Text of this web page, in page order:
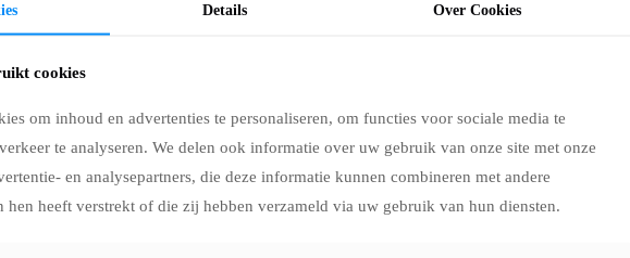
cm
draagtas voor het vervoeren van kleine honden tot 7 kg. De combinatie van beige en
ventilatie en zicht op de omgeving. Dankzij de bevestigingsklemmen kan de tas aan een riem
van polyester, eenvoudig schoon te maken met een vochtige doek en voorzien van een bekleding
Details Over Cookies
cookies
om inhoud en advertenties te personaliseren, om functies voor sociale media te
te analyseren. We delen ook informatie over uw gebruik van onze site met onze
en analysepartners, die deze informatie kunnen combineren met andere
hen heeft verstrekt of die zij hebben verzameld via uw gebruik van hun diensten.